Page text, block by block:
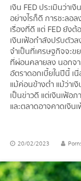
เงิน FED ประเมินว่าเ
อย่างไรก็ดี การชะลอ
เรื่องที่ดี แต่ FED ยัง
เงินเฟ้อกำลังปรับตัวล
จำเป็นที่เศรษฐกิจจะข
ที่ผ่อนคลายลง นอกจา
อัตราดอกเบี้ยในปีนี้ เ
แม้ค่อนข้างต่ำ แม้ว่าเ
เป็นข่าวดี แต่เงินเฟ้อ
และตลาดอาจคาดเงิน
20/02/2023